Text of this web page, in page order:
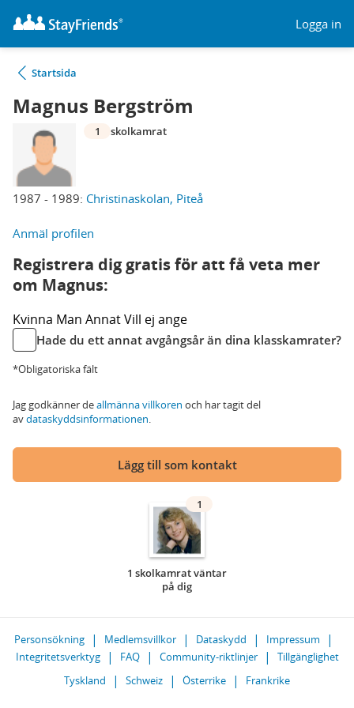
Logga in
Startsida
Magnus Bergström
1987 - 1989: Christinaskolan, Piteå
1 skolkamrat
Anmäl profilen
Registrera dig gratis för att få veta mer
om Magnus:
Kvinna Man AnnatVill ej ange
Hade du ett annat avgångsår än dina klasskamrater?
*Obligatoriska fält
Jag godkänner deallmänna villkoren och har tagit del
avdataskyddsinformationen.
Lägg till som kontakt
1
1 skolkamrat väntar
på dig
Personsökning Medlemsvillkor Dataskydd
Impressum
Integritetsverktyg
FAQ Community-riktlinjer
Tillgänglighet
Tyskland
Schweiz Österrike Frankrike